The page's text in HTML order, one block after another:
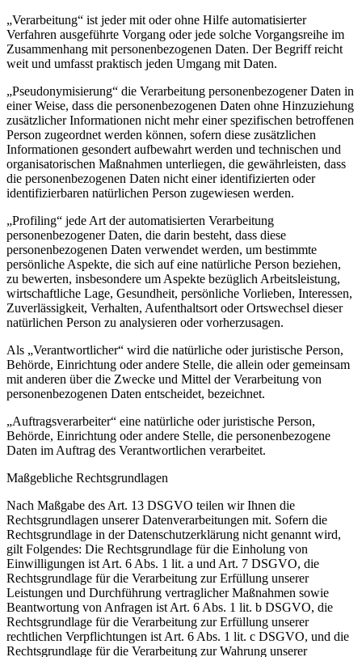
„Verarbeitung“ ist jeder mit oder ohne Hilfe automatisierter
Verfahren ausgeführte Vorgang oder jede solche Vorgangsreihe im
Zusammenhang mit personenbezogenen Daten. Der Begriff reicht
weit und umfasst praktisch jeden Umgang mit Daten.
„Pseudonymisierung“ die Verarbeitung personenbezogener Daten in
einer Weise, dass die personenbezogenen Daten ohne Hinzuziehung
zusätzlicher Informationen nicht mehr einer spezifischen betroffenen
Person zugeordnet werden können, sofern diese zusätzlichen
Informationen gesondert aufbewahrt werden und technischen und
organisatorischen Maßnahmen unterliegen, die gewährleisten, dass
die personenbezogenen Daten nicht einer identifizierten oder
identifizierbaren natürlichen Person zugewiesen werden.
„Profiling“ jede Art der automatisierten Verarbeitung
personenbezogener Daten, die darin besteht, dass diese
personenbezogenen Daten verwendet werden, um bestimmte
persönliche Aspekte, die sich auf eine natürliche Person beziehen,
zu bewerten, insbesondere um Aspekte bezüglich Arbeitsleistung,
wirtschaftliche Lage, Gesundheit, persönliche Vorlieben, Interessen,
Zuverlässigkeit, Verhalten, Aufenthaltsort oder Ortswechsel dieser
natürlichen Person zu analysieren oder vorherzusagen.
Als „Verantwortlicher“ wird die natürliche oder juristische Person,
Behörde, Einrichtung oder andere Stelle, die allein oder gemeinsam
mit anderen über die Zwecke und Mittel der Verarbeitung von
personenbezogenen Daten entscheidet, bezeichnet.
„Auftragsverarbeiter“ eine natürliche oder juristische Person,
Behörde, Einrichtung oder andere Stelle, die personenbezogene
Daten im Auftrag des Verantwortlichen verarbeitet.
Maßgebliche Rechtsgrundlagen
Nach Maßgabe des Art. 13 DSGVO teilen wir Ihnen die
Rechtsgrundlagen unserer Datenverarbeitungen mit. Sofern die
Rechtsgrundlage in der Datenschutzerklärung nicht genannt wird,
gilt Folgendes: Die Rechtsgrundlage für die Einholung von
Einwilligungen ist Art. 6 Abs. 1 lit. a und Art. 7 DSGVO, die
Rechtsgrundlage für die Verarbeitung zur Erfüllung unserer
Leistungen und Durchführung vertraglicher Maßnahmen sowie
Beantwortung von Anfragen ist Art. 6 Abs. 1 lit. b DSGVO, die
Rechtsgrundlage für die Verarbeitung zur Erfüllung unserer
rechtlichen Verpflichtungen ist Art. 6 Abs. 1 lit. c DSGVO, und die
Rechtsgrundlage für die Verarbeitung zur Wahrung unserer